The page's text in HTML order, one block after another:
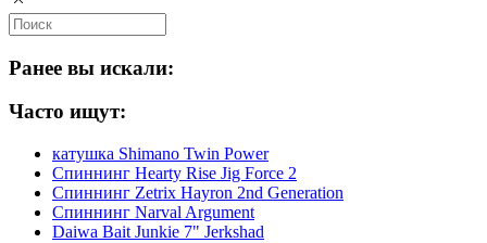
Ранее вы искали:
Часто ищут:
катушка Shimano Twin Power
Спиннинг Hearty Rise Jig Force 2
Спиннинг Zetrix Hayron 2nd Generation
Спиннинг Narval Argument
Daiwa Bait Junkie 7" Jerkshad